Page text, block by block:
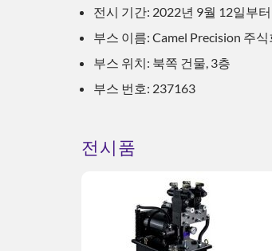
전시 기간: 2022년 9월 12일부
부스 이름: Camel Precision 주식
부스 위치: 북쪽 건물, 3층
부스 번호: 237163
전시품